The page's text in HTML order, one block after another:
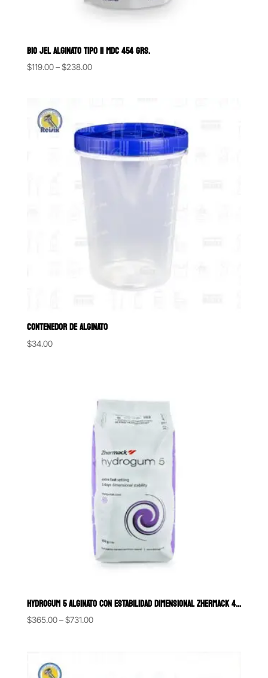
BIO JEL ALGINATO TIPO II MDC 454 GRS.
$119.00–$238.00Price
$238.00
CONTENEDOR DE ALGINATO
$34.00
HYDROGUM 5 ALGINATO CON ESTABILIDAD DIMENSIONAL ZHERMACK 454 GRS.
$365.00–$731.00Price